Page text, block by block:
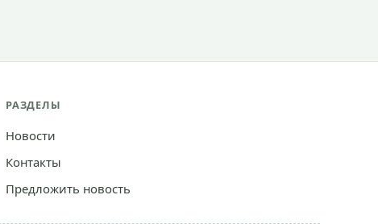
РАЗДЕЛЫ
Новости
Контакты
Предложить новость